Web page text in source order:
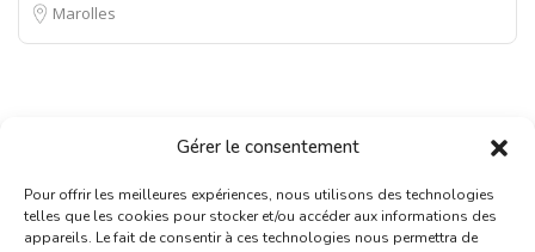
Gérer le consentement
Pour offrir les meilleures expériences, nous utilisons des technologies
telles que les cookies pour stocker et/ou accéder aux informations des
appareils. Le fait de consentir à ces technologies nous permettra de
Marolles